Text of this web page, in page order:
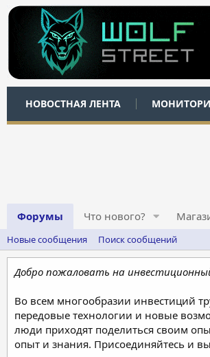
НОВОСТНАЯ ЛЕНТА
Форумы Что нового?
Новые сообщения Поиск сообщений
Добро пожаловать на
Во всем многообразии инвестиций
передовые технологии и новые
люди приходят поделиться своим
опыт и знания. Присоединяйтесь и